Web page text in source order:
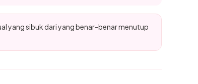
yang sibuk dari yang benar-benar menutup